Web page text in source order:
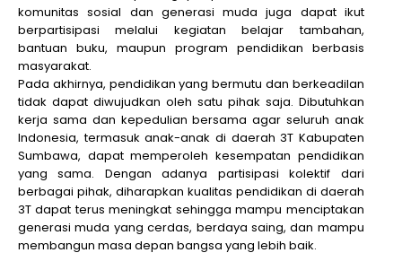
komunitas sosial dan generasi muda juga dapat ikut
berpartisipasi melalui kegiatan belajar tambahan,
bantuan buku, maupun program pendidikan berbasis
masyarakat.
Pada akhirnya, pendidikan yang bermutu dan berkeadilan
tidak dapat diwujudkan oleh satu pihak saja. Dibutuhkan
kerja sama dan kepedulian bersama agar seluruh anak
Indonesia, termasuk anak-anak di daerah 3T Kabupaten
Sumbawa, dapat memperoleh kesempatan pendidikan
yang sama. Dengan adanya partisipasi kolektif dari
berbagai pihak, diharapkan kualitas pendidikan di daerah
3T dapat terus meningkat sehingga mampu menciptakan
generasi muda yang cerdas, berdaya saing, dan mampu
membangun masa depan bangsa yang lebih baik.